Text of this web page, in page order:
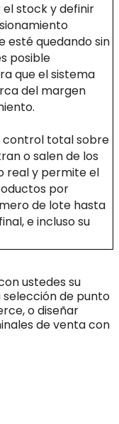
stock y definir
esté quedando sin
posible
que el sistema
del margen
control total sobre
o salen de los
real y permite el
por
de lote hasta
e incluso su
ustedes su
selección de punto
o diseñar
de venta con